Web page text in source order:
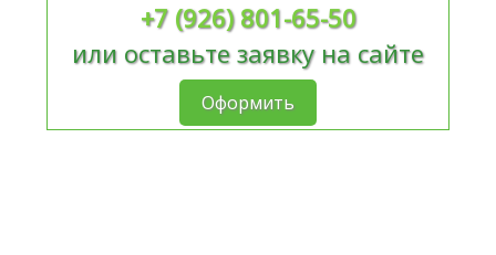
+7 (926) 801-65-50
или оставьте заявку на сайте
Оформить